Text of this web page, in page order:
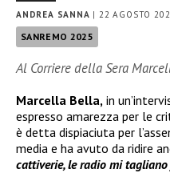
ANDREA SANNA | 22 AGOSTO
SANREMO 2025
Al Corriere della Sera
Marcella Bella, in
espresso amarezza per le
è detta dispiaciuta per
media e ha avuto da ridire
cattiverie, le radio mi